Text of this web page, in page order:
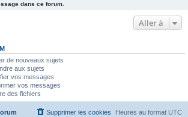
dans ce forum.
Aller à
de nouveaux sujets
aux sujets
vos messages
vos messages
des fichiers
Heures au format UTC
Supprimer les cookies